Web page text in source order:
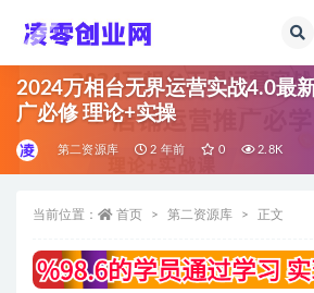
2024万相台无界运营实战4.0最
广必修 理论+实操
第二资源库 2 年前 0 2.8K
当前位置： 首页 第二资源库 正文